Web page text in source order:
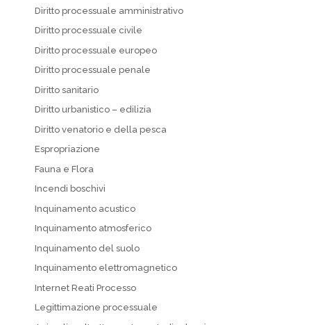
Diritto processuale amministrativo
Diritto processuale civile
Diritto processuale europeo
Diritto processuale penale
Diritto sanitario
Diritto urbanistico – edilizia
Diritto venatorio e della pesca
Espropriazione
Fauna e Flora
Incendi boschivi
Inquinamento acustico
Inquinamento atmosferico
Inquinamento del suolo
Inquinamento elettromagnetico
Internet Reati Processo
Legittimazione processuale